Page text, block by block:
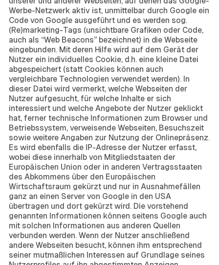
Werbe-Netzwerk aktiv ist, unmittelbar durch Google ein
Code von Google ausgeführt und es werden sog.
(Re)marketing-Tags (unsichtbare Grafiken oder Code,
auch als “Web Beacons” bezeichnet) in die Webseite
eingebunden. Mit deren Hilfe wird auf dem Gerät der
Nutzer ein individuelles Cookie, d.h. eine kleine Datei
abgespeichert (statt Cookies können auch
vergleichbare Technologien verwendet werden). In
dieser Datei wird vermerkt, welche Webseiten der
Nutzer aufgesucht, für welche Inhalte er sich
interessiert und welche Angebote der Nutzer geklickt
hat, ferner technische Informationen zum Browser und
Betriebssystem, verweisende Webseiten, Besuchszeit
sowie weitere Angaben zur Nutzung der Onlinepräsenz.
Es wird ebenfalls die IP-Adresse der Nutzer erfasst,
wobei diese innerhalb von Mitgliedstaaten der
Europäischen Union oder in anderen Vertragsstaaten
des Abkommens über den Europäischen
Wirtschaftsraum gekürzt und nur in Ausnahmefällen
ganz an einen Server von Google in den USA
übertragen und dort gekürzt wird. Die vorstehend
genannten Informationen können seitens Google auch
mit solchen Informationen aus anderen Quellen
verbunden werden. Wenn der Nutzer anschließend
andere Webseiten besucht, können ihm entsprechend
seiner mutmaßlichen Interessen auf Grundlage seines